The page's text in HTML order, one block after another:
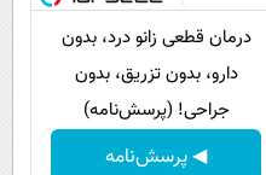
درمان قطعی زانو درد، بدون
دارو، بدون تزریق، بدون
جراحی! (پرسش‌نامه)
◀ پرسش‌نامه